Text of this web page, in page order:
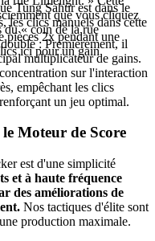
Tung Sahur est dans le
les clics manuels dans cette
pièces 2x pendant une
ici pour un gain
que vous cliquez
du « coin de la rue
: Premièrement, il
multiplicateur de gains.
sur l'interaction
empêchant les clics
un jeu optimal.
Moteur de Score
est d'une simplicité
et à haute fréquence
des améliorations de
Nos tactiques d'élite sont
production maximale.